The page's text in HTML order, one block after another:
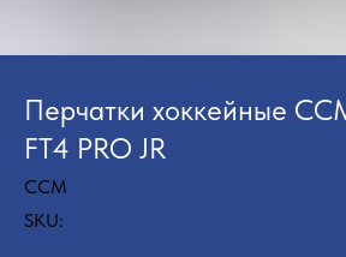
Перчатки хоккейные
FT4 PRO JR
CCM
SKU: